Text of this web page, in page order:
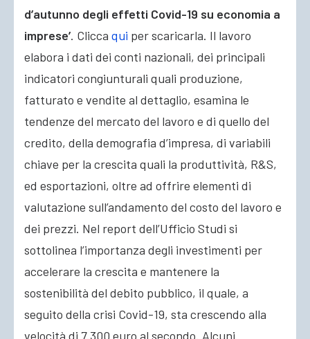
d’autunno degli effetti Covid-19 su economia a
imprese’. Clicca qui per scaricarla. Il lavoro
elabora i dati dei conti nazionali, dei principali
indicatori congiunturali quali produzione,
fatturato e vendite al dettaglio, esamina le
tendenze del mercato del lavoro e di quello del
credito, della demografia d’impresa, di variabili
chiave per la crescita quali la produttività, R&S,
ed esportazioni, oltre ad offrire elementi di
valutazione sull’andamento del costo del lavoro e
dei prezzi. Nel report dell’Ufficio Studi si
sottolinea l’importanza degli investimenti per
accelerare la crescita e mantenere la
sostenibilità del debito pubblico, il quale, a
seguito della crisi Covid-19, sta crescendo alla
velocità di 7.300 euro al secondo. Alcuni